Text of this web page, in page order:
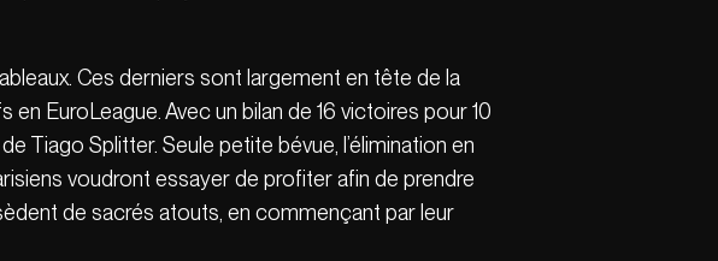
Ces derniers sont largement en tête de la
EuroLeague. Avec un bilan de 16 victoires pour 10
Tiago Splitter. Seule petite bévue, l’élimination en
voudront essayer de profiter afin de prendre
de sacrés atouts, en commençant par leur